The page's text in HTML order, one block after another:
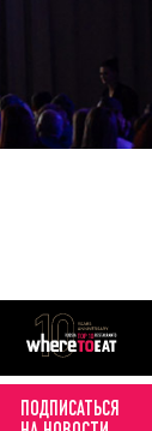
ПОДПИСАТЬСЯ